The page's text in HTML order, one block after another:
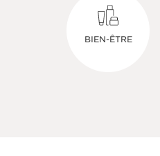
BIEN-ÊTRE